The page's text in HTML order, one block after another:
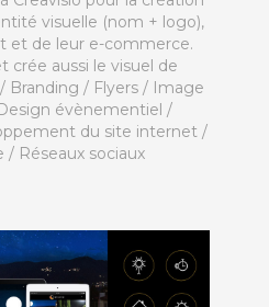
visuelle (nom + logo),
et de leur e-commerce.
crée aussi le visuel de
Branding / Flyers / Image
évènementiel /
du site internet /
/ Réseaux sociaux